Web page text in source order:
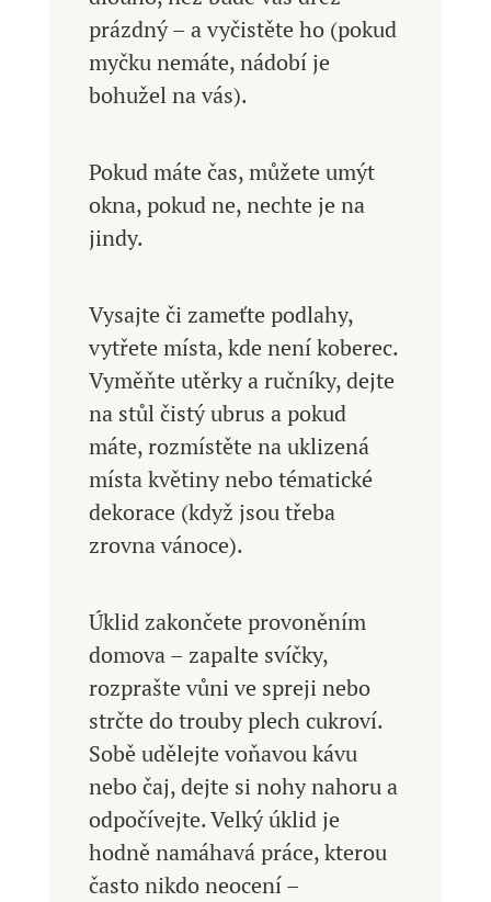
prázdný – a vyčistěte ho (pokud
myčku nemáte, nádobí je
bohužel na vás).
Pokud máte čas, můžete umýt
okna, pokud ne, nechte je na
jindy.
Vysajte či zameťte podlahy,
vytřete místa, kde není koberec.
Vyměňte utěrky a ručníky, dejte
na stůl čistý ubrus a pokud
máte, rozmístěte na uklizená
místa květiny nebo tématické
dekorace (když jsou třeba
zrovna vánoce).
Úklid zakončete provoněním
domova – zapalte svíčky,
rozprašte vůni ve spreji nebo
strčte do trouby plech cukroví.
Sobě udělejte voňavou kávu
nebo čaj, dejte si nohy nahoru a
odpočívejte. Velký úklid je
hodně namáhavá práce, kterou
často nikdo neocení –